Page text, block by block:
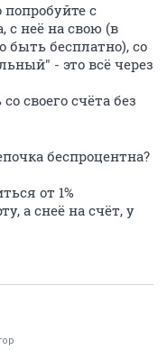
попробуйте с
с неё на свою (в
быть бесплатно), со
- это всё через
своего счёта без
беспроцентна?
от 1%
а снеё на счёт, у